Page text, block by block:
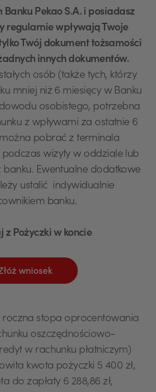
Banku Pekao S.A. i posiadasz
regularnie wpływają Twoje
Twój dokument tożsamości
innych dokumentów.
osób (także tych, którzy
mniej niż 6 miesięcy w Banku
osobistego, potrzebna
z wpływami za ostatnie 6
pobrać z terminala
wizyty w oddziale lub
Ewentualne dodatkowe
ustalić indywidualnie
banku.
z Pożyczki w koncie
wniosek
roczna stopa oprocentowania
oszczędnościowo-
w rachunku płatniczym)
kwota pożyczki 5 400 zł,
do zapłaty 6 288,86 zł,